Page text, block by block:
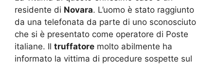
residente di Novara. L’uomo è stato raggiunto
da una telefonata da parte di uno sconosciuto
che si è presentato come operatore di Poste
italiane. Il truffatore molto abilmente ha
informato la vittima di procedure sospette sul